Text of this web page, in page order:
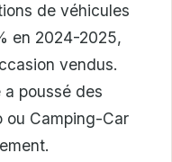
de véhicules
en 2024-2025,
vendus.
poussé des
ou Camping-Car